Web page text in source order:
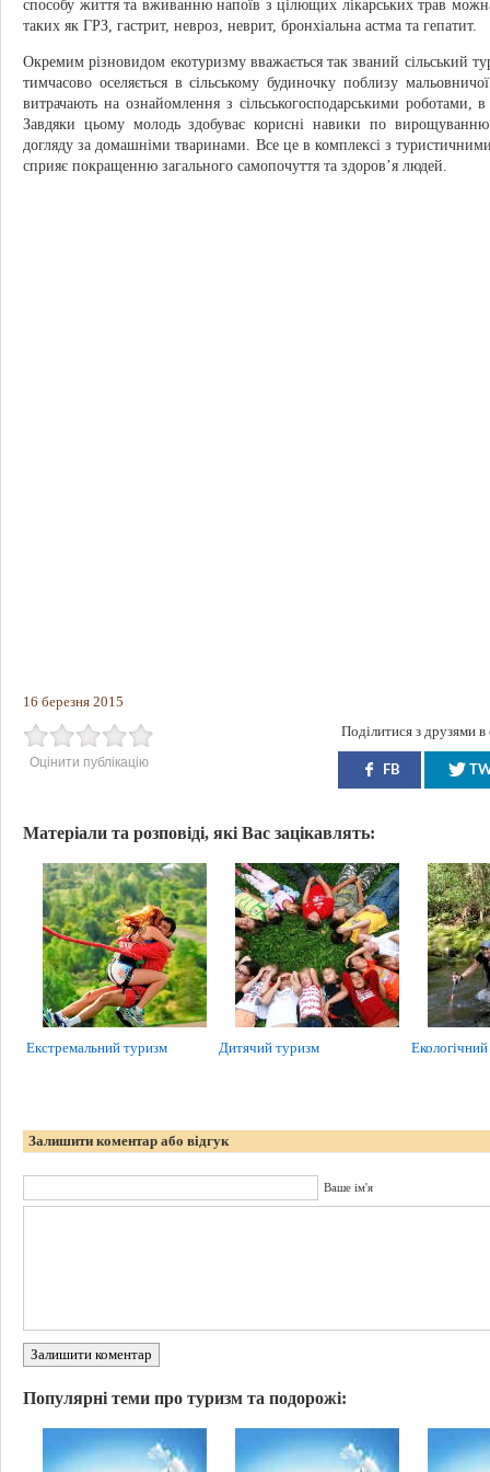
способу життя та вживанню напоїв з цілющих лікарських трав
таких як ГРЗ, гастрит, невроз, неврит, бронхіальна астма та гепатит.
Окремим різновидом екотуризму вважається так званий сільський
тимчасово оселяється в сільському будиночку поблизу
витрачають на ознайомлення з сільськогосподарськими
Завдяки цьому молодь здобуває корисні навики по вирощуванню
догляду за домашніми тваринами. Все це в комплексі з
сприяє покращенню загального самопочуття та здоров’я людей.
16 березня 2015
Оцінити публікацію
Поділитися з друзями
FB
Матеріали та розповіді, які Вас зацікавлять:
Екстремальний туризм Дитячий туризм
Залишити коментар або відгук
Ваше ім'я
Залишити коментар
Популярні теми про туризм та подорожі: